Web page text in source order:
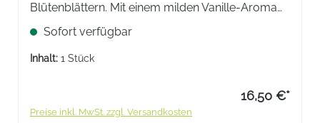
Blütenblättern. Mit einem milden Vanille-Aroma
für voller aussehende, pralle und glänzende
Sofort verfügbar
Inhalt: 1 Stück
16,50 €*
Preise inkl. MwSt. zzgl. Versandkosten